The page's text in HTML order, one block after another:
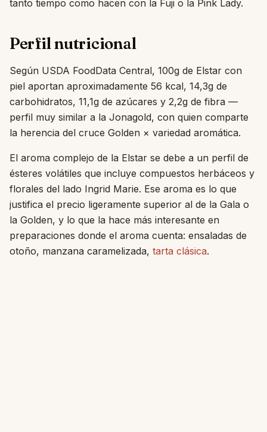
tanto tiempo como hacen con la Fuji o la Pink Lady.
Perfil nutricional
Según USDA FoodData Central, 100g de Elstar con
piel aportan aproximadamente 56 kcal, 14,3g de
carbohidratos, 11,1g de azúcares y 2,2g de fibra —
perfil muy similar a la Jonagold, con quien comparte
la herencia del cruce Golden × variedad aromática.
El aroma complejo de la Elstar se debe a un perfil de
ésteres volátiles que incluye compuestos herbáceos y
florales del lado Ingrid Marie. Ese aroma es lo que
justifica el precio ligeramente superior al de la Gala o
la Golden, y lo que la hace más interesante en
preparaciones donde el aroma cuenta: ensaladas de
otoño, manzana caramelizada, tarta clásica.